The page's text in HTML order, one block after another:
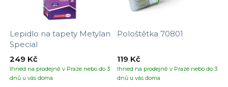
Lepidlo na tapety Metylan
Special
Ihned na prodejně v Praze nebo do 3
dnů u vás doma
249 Kč
Pološtětka 70801
Ihned na prodejně v Praze nebo do 3
dnů u vás doma
119 Kč